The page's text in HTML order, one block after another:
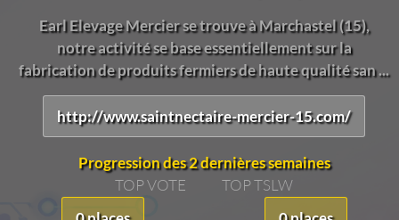
Earl Elevage Mercier se trouve à Marchastel (15),
notre activité se base essentiellement sur la
fabrication de produits fermiers de haute qualité san ...
http://www.saintnectaire-mercier-15.com/
Progression des 2 dernières semaines
TOP VOTE
TOP TSLW